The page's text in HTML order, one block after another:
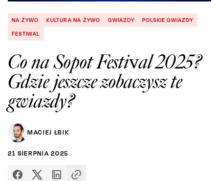
NA ŻYWO KULTURA NA ŻYWO GWIAZDY
POLSKIE GWIAZDY
FESTIWAL
Co na Sopot Festival 2025?
Gdzie jeszcze zobaczysz te
gwiazdy?
MACIEJ ŁBIK
21 SIERPNIA 2025